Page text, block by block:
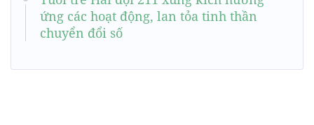
ứng các hoạt động, lan tỏa tinh thần
chuyển đổi số